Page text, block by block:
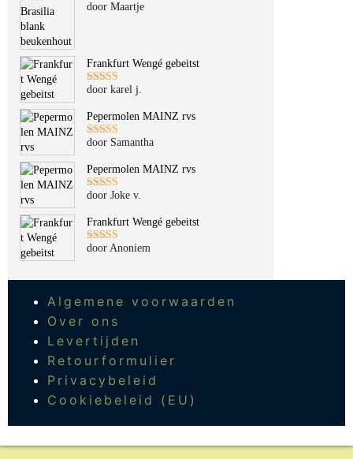
Gewaardeerd
door Maartje
Frankfurt Wengé gebeitst
Gewaardeerd
door karel j.
Pepermolen MAINZ rvs
Gewaardeerd
door Samantha
Pepermolen MAINZ rvs
Gewaardeerd
door Joke v.
Frankfurt Wengé gebeitst
Gewaardeerd
door Anoniem
Algemene voorwaarden
Over ons
Levertijden
Retourformulier
Privacybeleid
Cookiebeleid (EU)